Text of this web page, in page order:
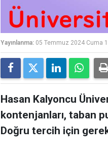
Yayınlanma: 05 Temmuz 2024 Cuma
Hasan Kalyoncu
kontenjanları, taban
Doğru tercih için